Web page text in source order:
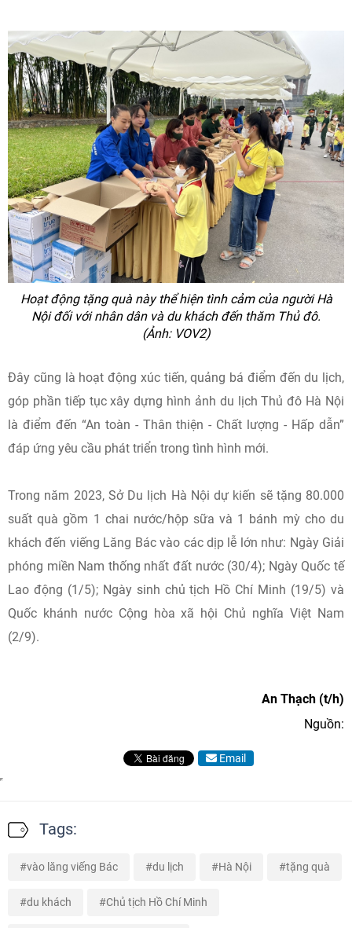
Hoạt động tặng quà này thể hiện tình cảm của người Hà
Nội đối với nhân dân và du khách đến thăm Thủ đô.
(Ảnh: VOV2)
Đây cũng là hoạt động xúc tiến, quảng bá điểm đến du lịch,
góp phần tiếp tục xây dựng hình ảnh du lịch Thủ đô Hà Nội
là điểm đến “An toàn - Thân thiện - Chất lượng - Hấp dẫn”
đáp ứng yêu cầu phát triển trong tình hình mới.
Trong năm 2023, Sở Du lịch Hà Nội dự kiến sẽ tặng 80.000
suất quà gồm 1 chai nước/hộp sữa và 1 bánh mỳ cho du
khách đến viếng Lăng Bác vào các dịp lễ lớn như: Ngày Giải
phóng miền Nam thống nhất đất nước (30/4); Ngày Quốc tế
Lao động (1/5); Ngày sinh chủ tịch Hồ Chí Minh (19/5) và
Quốc khánh nước Cộng hòa xã hội Chủ nghĩa Việt Nam
(2/9).
An Thạch (t/h)
Nguồn:
Email
Tags:
vào lăng viếng Bác du lịch Hà Nội tặng quà
du khách Chủ tịch Hồ Chí Minh